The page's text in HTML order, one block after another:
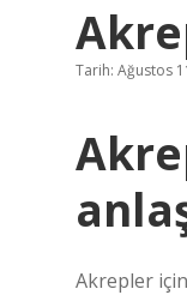
Tarih: Ağustos
Akrepler